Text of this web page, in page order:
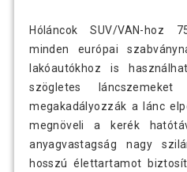
Hóláncok SUV/VAN-hoz
minden európai
lakóautókhoz is
szögletes
megakadályozzák a lánc
megnöveli a kerék
anyagvastagság nagy
hosszú élettartamot